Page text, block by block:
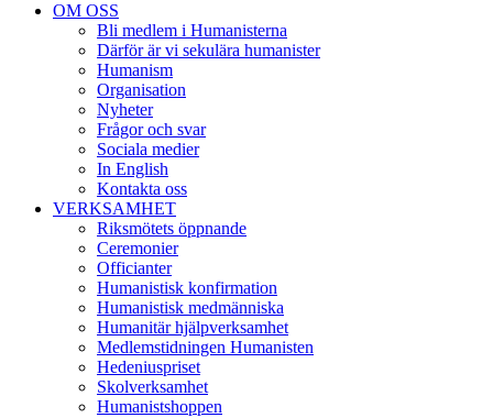
OM OSS
Bli medlem i Humanisterna
Därför är vi sekulära humanister
Humanism
Organisation
Nyheter
Frågor och svar
Sociala medier
In English
Kontakta oss
VERKSAMHET
Riksmötets öppnande
Ceremonier
Officianter
Humanistisk konfirmation
Humanistisk medmänniska
Humanitär hjälpverksamhet
Medlemstidningen Humanisten
Hedeniuspriset
Skolverksamhet
Humanistshoppen